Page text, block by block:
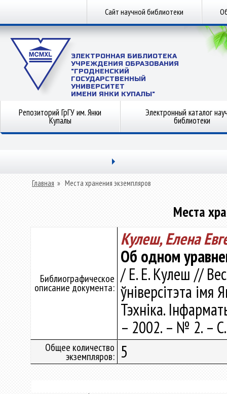
Сайт научной библиотеки
ЭЛЕКТРОННАЯ БИБЛИОТЕКА
УЧРЕЖДЕНИЯ ОБРАЗОВАНИЯ
"ГРОДНЕНСКИЙ
ГОСУДАРСТВЕННЫЙ
УНИВЕРСИТЕТ
ИМЕНИ ЯНКИ КУПАЛЫ"
Репозиторий ГрГУ им. Янки
Купалы
Электронный каталог
библиотеки
Главная » Места хранения экземпляров
Места
Библиографическое
описание документа:
Кулеш, Елена
Об одном
/ Е. Е. Кулеш //
ўніверсітэта імя
Тэхніка.
– 2002. – № 2. –
Общее количество
экземпляров: 5